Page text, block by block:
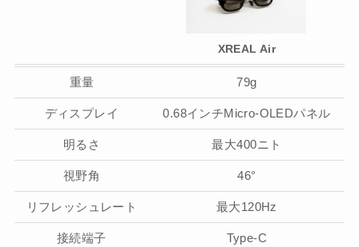
XREAL Air
重量 79g
ディスプレイ 0.68インチMicro-OLEDパネル
明るさ 最大400ニト
視野角 46°
リフレッシュレート 最大120Hz
接続端子 Type-C